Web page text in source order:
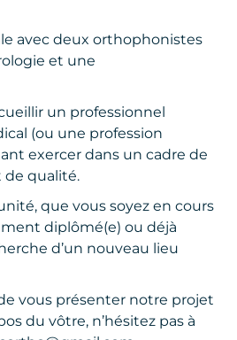
avec deux orthophonistes
et une
un professionnel
(ou une profession
exercer dans un cadre de
de qualité.
que vous soyez en cours
diplômé(e) ou déjà
d’un nouveau lieu
vous présenter notre projet
du vôtre, n’hésitez pas à